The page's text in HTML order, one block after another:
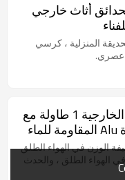
أثاث خارجي
المنزلية ، كرسي
عصري.
مجموعة أثاث الحدائق الخارجية 1 طاولة مع
الوزن في الهواء الطلق
الهواء الطلق ، والحدث